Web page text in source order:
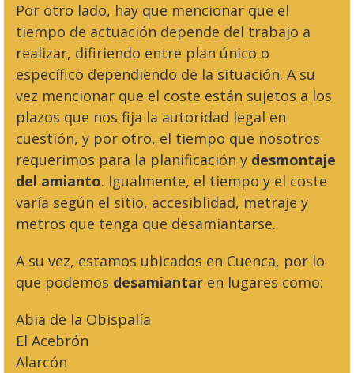
Por otro lado, hay que mencionar que el
tiempo de actuación depende del trabajo a
realizar, difiriendo entre plan único o
específico dependiendo de la situación. A su
vez mencionar que el coste están sujetos a los
plazos que nos fija la autoridad legal en
cuestión, y por otro, el tiempo que nosotros
requerimos para la planificación y desmontaje
del amianto. Igualmente, el tiempo y el coste
varía según el sitio, accesiblidad, metraje y
metros que tenga que desamiantarse.
A su vez, estamos ubicados en Cuenca, por lo
que podemos desamiantar en lugares como:
Abia de la Obispalía
El Acebrón
Alarcón